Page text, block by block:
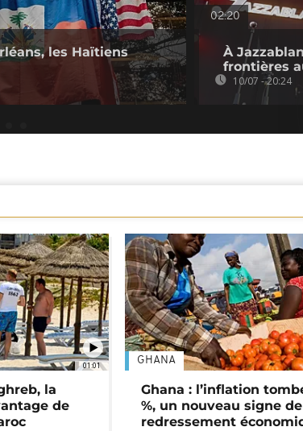
les Haïtiens
02:20
À
frontières
10/07 - 20:24
01:01
la
de
GHANA
Ghana : l’inflation
%, un nouveau signe de
redressement